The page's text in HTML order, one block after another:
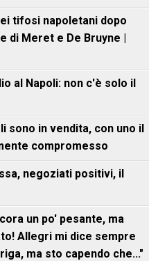
tifosi napoletani dopo
di Meret e De Bruyne |
al Napoli: non c'è solo il
sono in vendita, con uno il
compromesso
negoziati positivi, il
un po' pesante, ma
Allegri mi dice sempre
ma sto capendo che..."